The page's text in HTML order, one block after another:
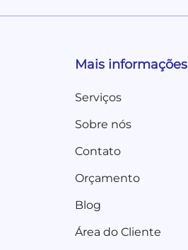
Mais informações
Serviços
Sobre nós
Contato
Orçamento
Blog
Área do Cliente